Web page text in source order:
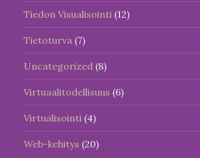
Tiedon Visualisointi (12)
Tietoturva (7)
Uncategorized (8)
Virtuaalitodellisuus (6)
Virtualisointi (4)
Web-kehitys (20)